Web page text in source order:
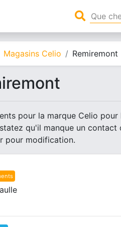
Magasins Celio Remiremont
pour la marque Celio
qu'il manque un
pour modification.